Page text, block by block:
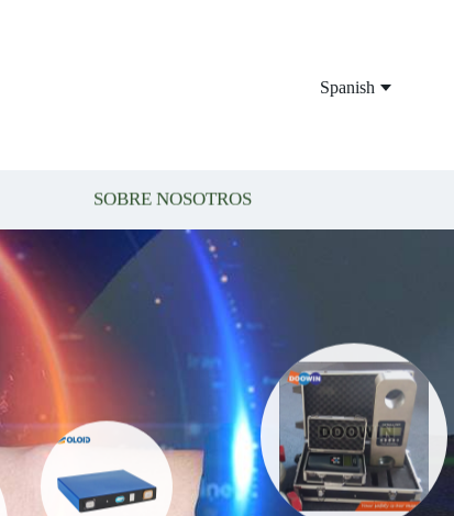
Spanish
SOBRE NOSOTROS